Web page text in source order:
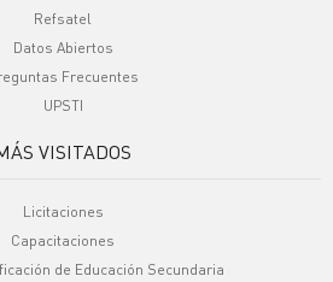
Refsatel
Datos Abiertos
Frecuentes
UPSTI
VISITADOS
Licitaciones
Capacitaciones
de Educación Secundaria